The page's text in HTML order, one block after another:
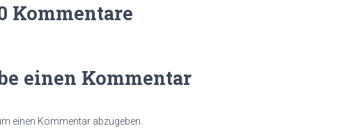
Kommentare
einen Kommentar
einen Kommentar abzugeben.